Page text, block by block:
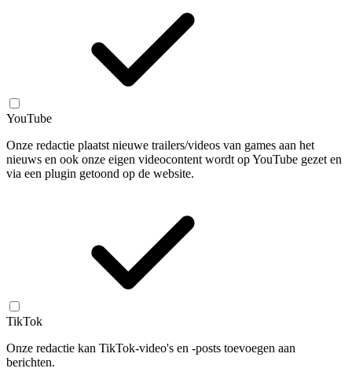
YouTube
Onze redactie plaatst nieuwe trailers/videos van games aan het
nieuws en ook onze eigen videocontent wordt op YouTube gezet en
via een plugin getoond op de website.
TikTok
Onze redactie kan TikTok-video's en -posts toevoegen aan
berichten.